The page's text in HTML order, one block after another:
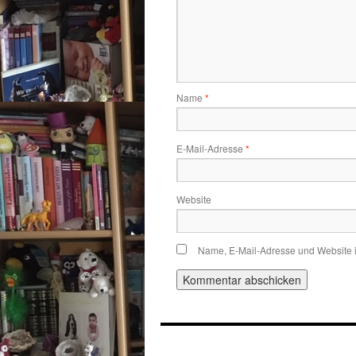
Name *
E-Mail-Adresse *
Website
Name, E-Mail-Adresse und